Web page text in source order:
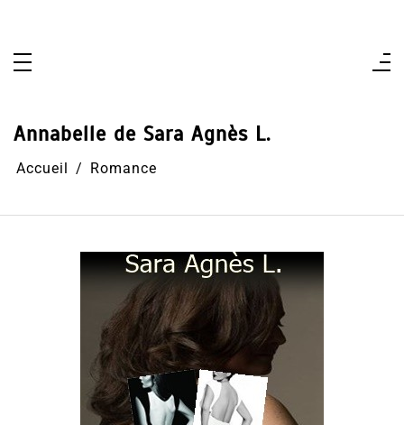
Annabelle de Sara Agnès L.
Accueil Romance